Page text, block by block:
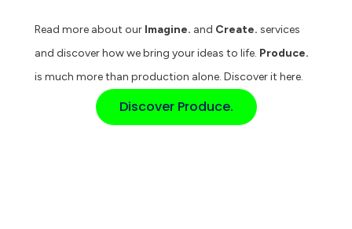
Read more about our Imagine. and Create. services
and discover how we bring your ideas to life. Produce.
is much more than production alone. Discover it here.
Discover Produce.